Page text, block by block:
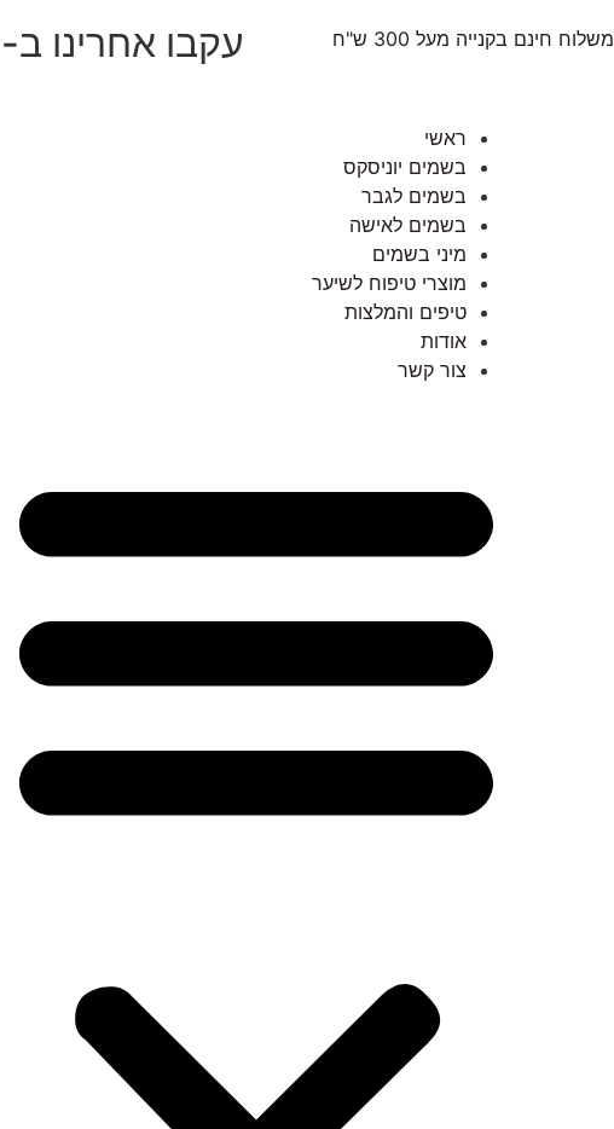
משלוח חינם בקנייה מעל 300 ש"ח עקבו אחרינו ב-
ראשי
בשמים יוניסקס
בשמים לגבר
בשמים לאישה
מיני בשמים
מוצרי טיפוח לשיער
טיפים והמלצות
אודות
צור קשר